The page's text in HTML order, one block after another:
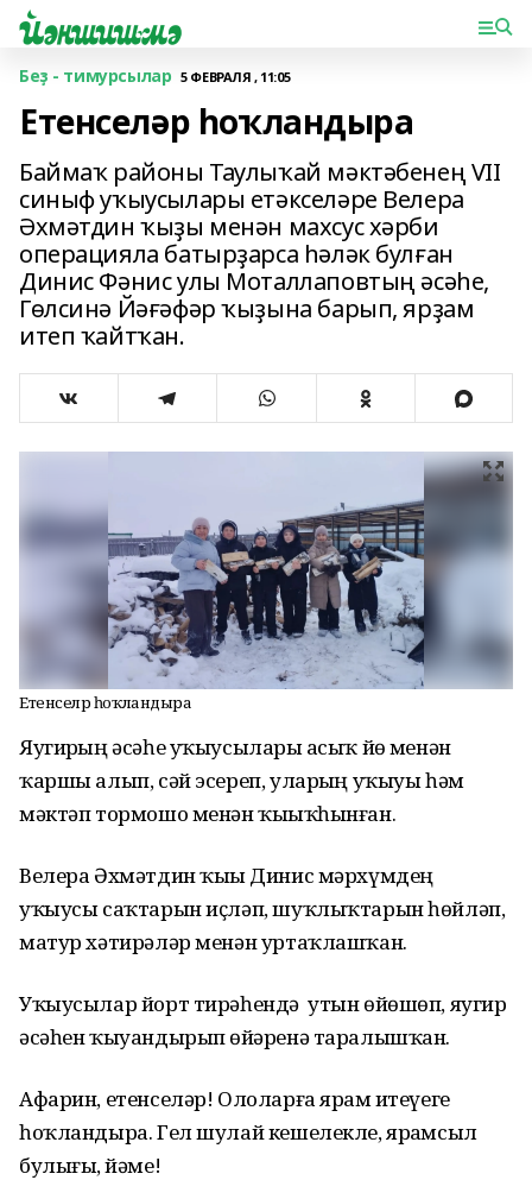
Беҙ - тимурсылар 5 ФЕВРАЛЯ , 11:05
Етенселәр һоҡландыра
Баймаҡ районы Таулыҡай мәктәбенең VII
cиныф уҡыусылары етәкселәре Велера
Әхмәтдин ҡыҙы менән махсус хәрби
операцияла батырҙарса һәләк булған
Динис Фәнис улы Моталлаповтың әсәһе,
Гөлсинә Йәғәфәр ҡыҙына барып, ярҙам
итеп ҡайтҡан.
Етенселәр һоҡландыра
Яугирҙың әсәһе уҡыусыларҙы асыҡ йөҙ менән
ҡаршы алып, сәй эсереп, уларҙың уҡыуы һәм
мәктәп тормошо менән ҡыҙыҡһынған.
Велера Әхмәтдин ҡыҙы Динис мәрхүмдең
уҡыусы саҡтарын иҫләп, шуҡлыҡтарын һөйләп,
матур хәтирәләр менән уртаҡлашҡан.
Уҡыусылар йорт тирәһендә утын өйөшөп, яугир
әсәһен ҡыуандырып өйҙәренә таралышҡан.
Афарин, етенселәр! Ололарға ярҙам итеүегеҙ
һоҡландыра. Гел шулай кешелекле, ярҙамсыл
булығыҙ, йәме!